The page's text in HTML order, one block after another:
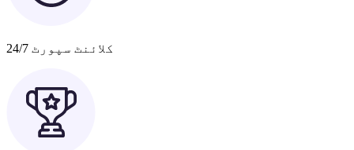
کلائنٹ سپورٹ 24/7